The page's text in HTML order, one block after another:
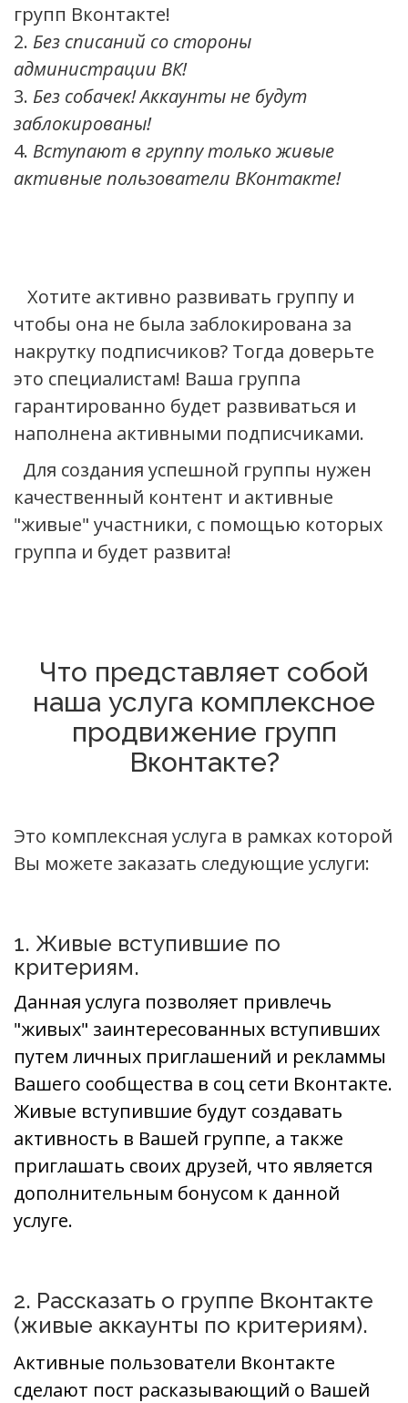
групп Вконтакте!
Без списаний со стороны
администрации ВК!
Без собачек! Аккаунты не будут
заблокированы!
Вступают в группу только живые
активные пользователи ВКонтакте!
Хотите активно развивать группу и
чтобы она не была заблокирована за
накрутку подписчиков? Тогда доверьте
это специалистам! Ваша группа
гарантированно будет развиваться и
наполнена активными подписчиками.
Для создания успешной группы нужен
качественный контент и активные
"живые" участники, с помощью которых
группа и будет развита!
Что представляет собой
наша услуга комплексное
продвижение групп
Вконтакте?
Это комплексная услуга в рамках которой
Вы можете заказать следующие услуги:
1. Живые вступившие по
критериям.
Данная услуга позволяет привлечь
"живых" заинтересованных вступивших
путем личных приглашений и рекламмы
Вашего сообщества в соц сети Вконтакте.
Живые вступившие будут создавать
активность в Вашей группе, а также
приглашать своих друзей, что является
дополнительным бонусом к данной
услуге.
2. Рассказать о группе Вконтакте
(живые аккаунты по критериям).
Активные пользователи Вконтакте
сделают пост расказывающий о Вашей